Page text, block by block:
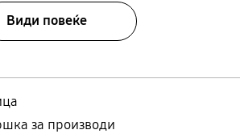
Види повеќе
за производи